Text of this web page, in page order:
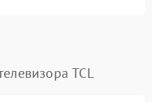
TCL